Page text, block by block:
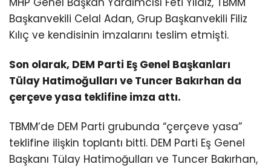
Başkanvekili Celal Adan, Grup Başkanvekili Filiz
Kılıç ve kendisinin imzalarını teslim etmişti.
Son olarak, DEM Parti Eş Genel Başkanları
Tülay Hatimoğulları ve Tuncer Bakırhan da
çerçeve yasa teklifine imza attı.
TBMM’de DEM Parti grubunda “çerçeve yasa”
teklifine ilişkin toplantı bitti. DEM Parti Eş Genel
Başkanı Tülay Hatimoğulları ve Tuncer Bakırhan,